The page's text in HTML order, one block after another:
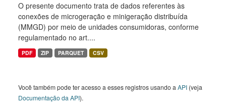
O presente documento trata de dados referentes às
conexões de microgeração e minigeração distribuída
(MMGD) por meio de unidades consumidoras, conforme
regulamentado no art....
PDF ZIP PARQUET CSV
Você também pode ter acesso a esses registros usando a API (veja
Documentação da API).